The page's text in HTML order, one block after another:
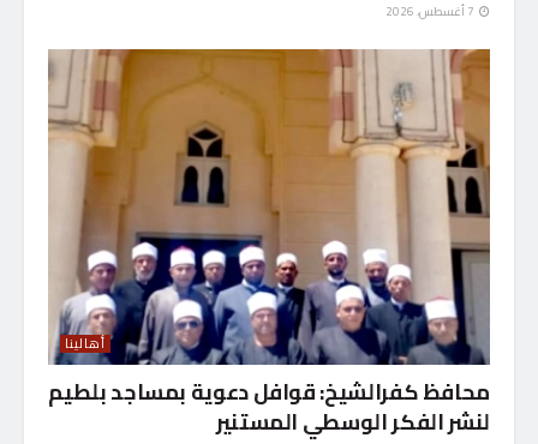
أهالينا
محافظ كفرالشيخ: قوافل دعوية بمساجد بلطيم
لنشر الفكر الوسطي المستنير